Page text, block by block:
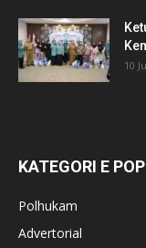
10
KATEGORI E
Polhukam
Advertorial